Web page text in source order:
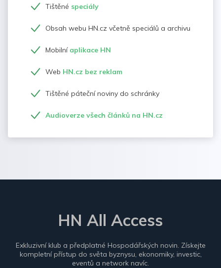
Tištěné speciály
Obsah webu HN.cz včetně speciálů a archivu
Mobilní aplikace HN
Web HN.cz bez reklam
Tištěné páteční noviny do schránky
Audioverze všech článků na HN.cz
HN All Access
Exkluzivní klub a předplatné Hospodářských novin. Získejte
kompletní přístup do světa byznysu, ekonomiky, investic,
eventů a network navíc.